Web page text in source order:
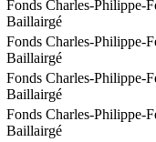
Fonds Charles-Philippe-
Baillairgé
Fonds Charles-Philippe-
Baillairgé
Fonds Charles-Philippe-
Baillairgé
Fonds Charles-Philippe-
Baillairgé